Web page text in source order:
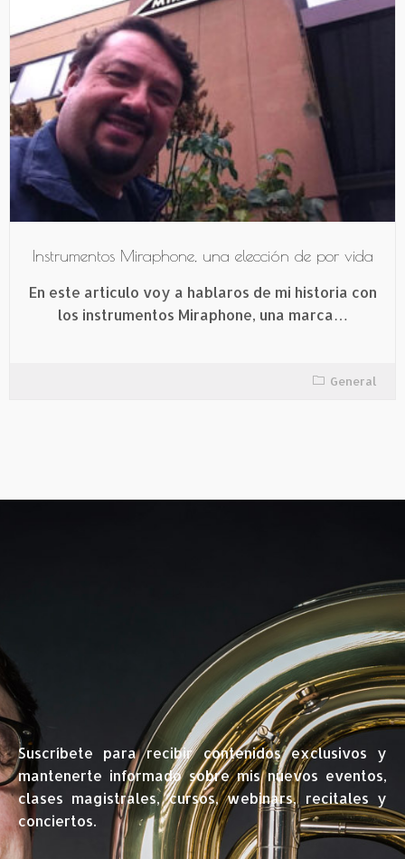
Instrumentos Miraphone, una elección de por vida
En este articulo voy a hablaros de mi historia con
los instrumentos Miraphone, una marca…
General
Suscríbete para recibir contenidos exclusivos y
mantenerte informado sobre mis nuevos eventos,
clases magistrales, cursos, webinars, recitales y
conciertos.